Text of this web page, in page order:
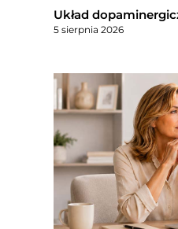
Układ
5 sierpnia 2026